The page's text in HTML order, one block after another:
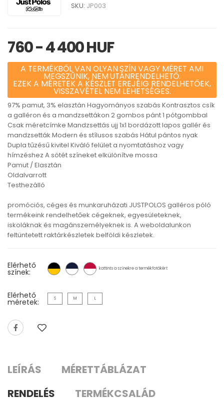
SKU: JP003
760 - 4 400 HUF
A TERMÉKBŐL VAN OLYAN SZÍN VAGY MÉRET AMI
MEGSZŰNIK, NEM UTÁNRENDELHETŐ.
EZEK A MÉRETEK A KÉSZLET EREJÉIG RENDELHETŐEK,
VISSZAVÉTEL NEM LEHETSÉGES.
97% pamut, 3% elasztán Hagyományos szabás Kontrasztos csík
a galléron és a mandzsettákon 2 gombos pánt 1 pótgombbal
Csak méretcímke Mandzsettás ujj 1x1 bordázott lapos gallér és
mandzsetták Modern és stílusos szabás Hátul pántos nyak
Dupla tűzésű kivitel Kiváló felület a nyomtatáshoz vagy
hímzéshez A sötét színeket elkülönítve mossa
Pamut / Elasztán
Oldalvarrott
Testhezálló
promóciós, céges és munkaruházati JUSTPOLOS galléros póló
termékeink rendelhetőek cégeknek, egyesületeknek,
iskoláknak és magánszemélyeknek is. A weboldalunkon
feltüntetett raktárkészletek belföldi készletek.
Elérhető
színek: kattints a színekre a termékfotókért
Elérhető
méretek: S M L
LEÍRÁS
MÉRETTÁBLÁZAT
RENDELÉS
TERMÉKCSALÁD